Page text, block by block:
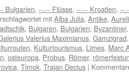
Bulgarien, --.-- Flüsse, --.-- Kroatien, --
mitAlba Julia, Antike,
, Bulgaren, Bulgarien, Byzantiner
Valerius Maximianus, Gamzigrad
, Kulturtourismus, Limes, Marc
, osteuropa, Probus, Römer,
, Timok, Trajan Decius |